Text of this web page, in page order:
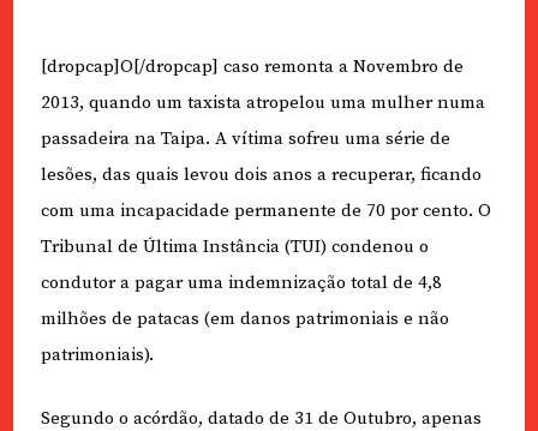
[dropcap]O[/dropcap] caso remonta a Novembro de
2013, quando um taxista atropelou uma mulher numa
passadeira na Taipa. A vítima sofreu uma série de
lesões, das quais levou dois anos a recuperar, ficando
com uma incapacidade permanente de 70 por cento. O
Tribunal de Última Instância (TUI) condenou o
condutor a pagar uma indemnização total de 4,8
milhões de patacas (em danos patrimoniais e não
patrimoniais).
Segundo o acórdão, datado de 31 de Outubro, apenas